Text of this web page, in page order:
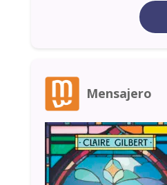
Mensajero